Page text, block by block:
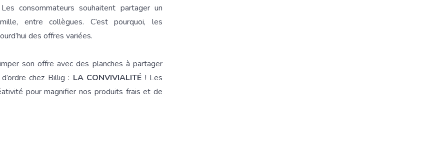
consommateurs souhaitent partager un
entre collègues. C’est pourquoi, les
des offres variées.
son offre avec des planches à partager
chez Billig : LA CONVIVIALITÉ ! Les
pour magnifier nos produits frais et de